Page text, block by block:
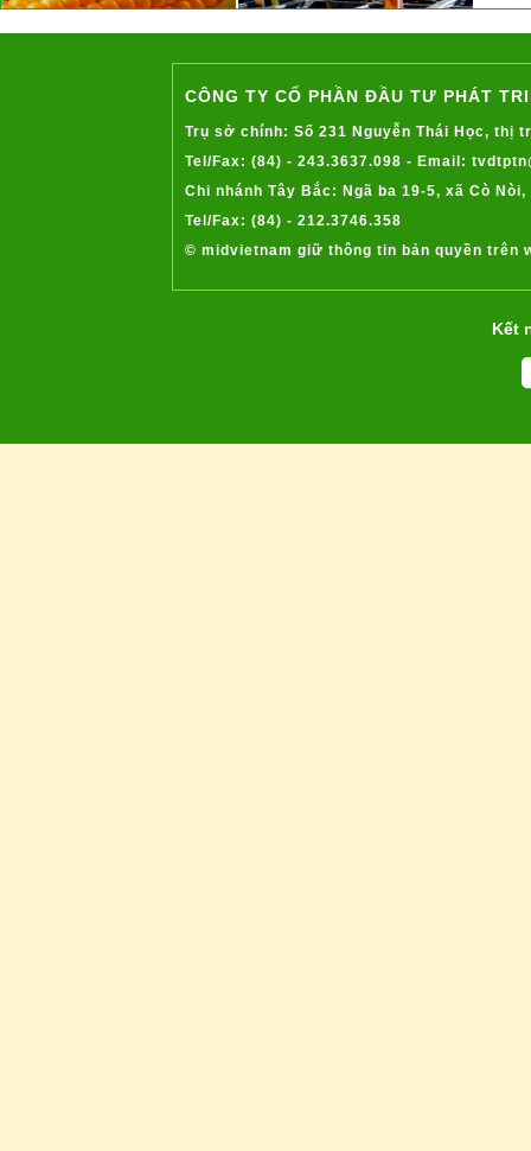
xã Xuân Minh, huyện Thọ Xuân, tỉnh
Thanh Hóa
Vườn vải thiều bạc tỷ
Quảng bá sản phẩm thông qua hội chợ
Các bước quan trọng cần chú ý trong
quá trình chuẩn bị tham gia hội chợ
Trúng thầu giá tốt là lực nâng cho giá
Việt Nam năm 2016 và dự báo năm
CÔNG TY CỔ PHẦN ĐẦU TƯ PHÁT
Trụ sở chính: Số 231 Nguyễn Thái Học, thị
Tel/Fax: (84) - 243.3637.098 - Email:
Chi nhánh Tây Bắc: Ngã ba 19-5, xã Cò
Tel/Fax: (84) - 212.3746.358
© midvietnam giữ thông tin bản quyền trên
Kết